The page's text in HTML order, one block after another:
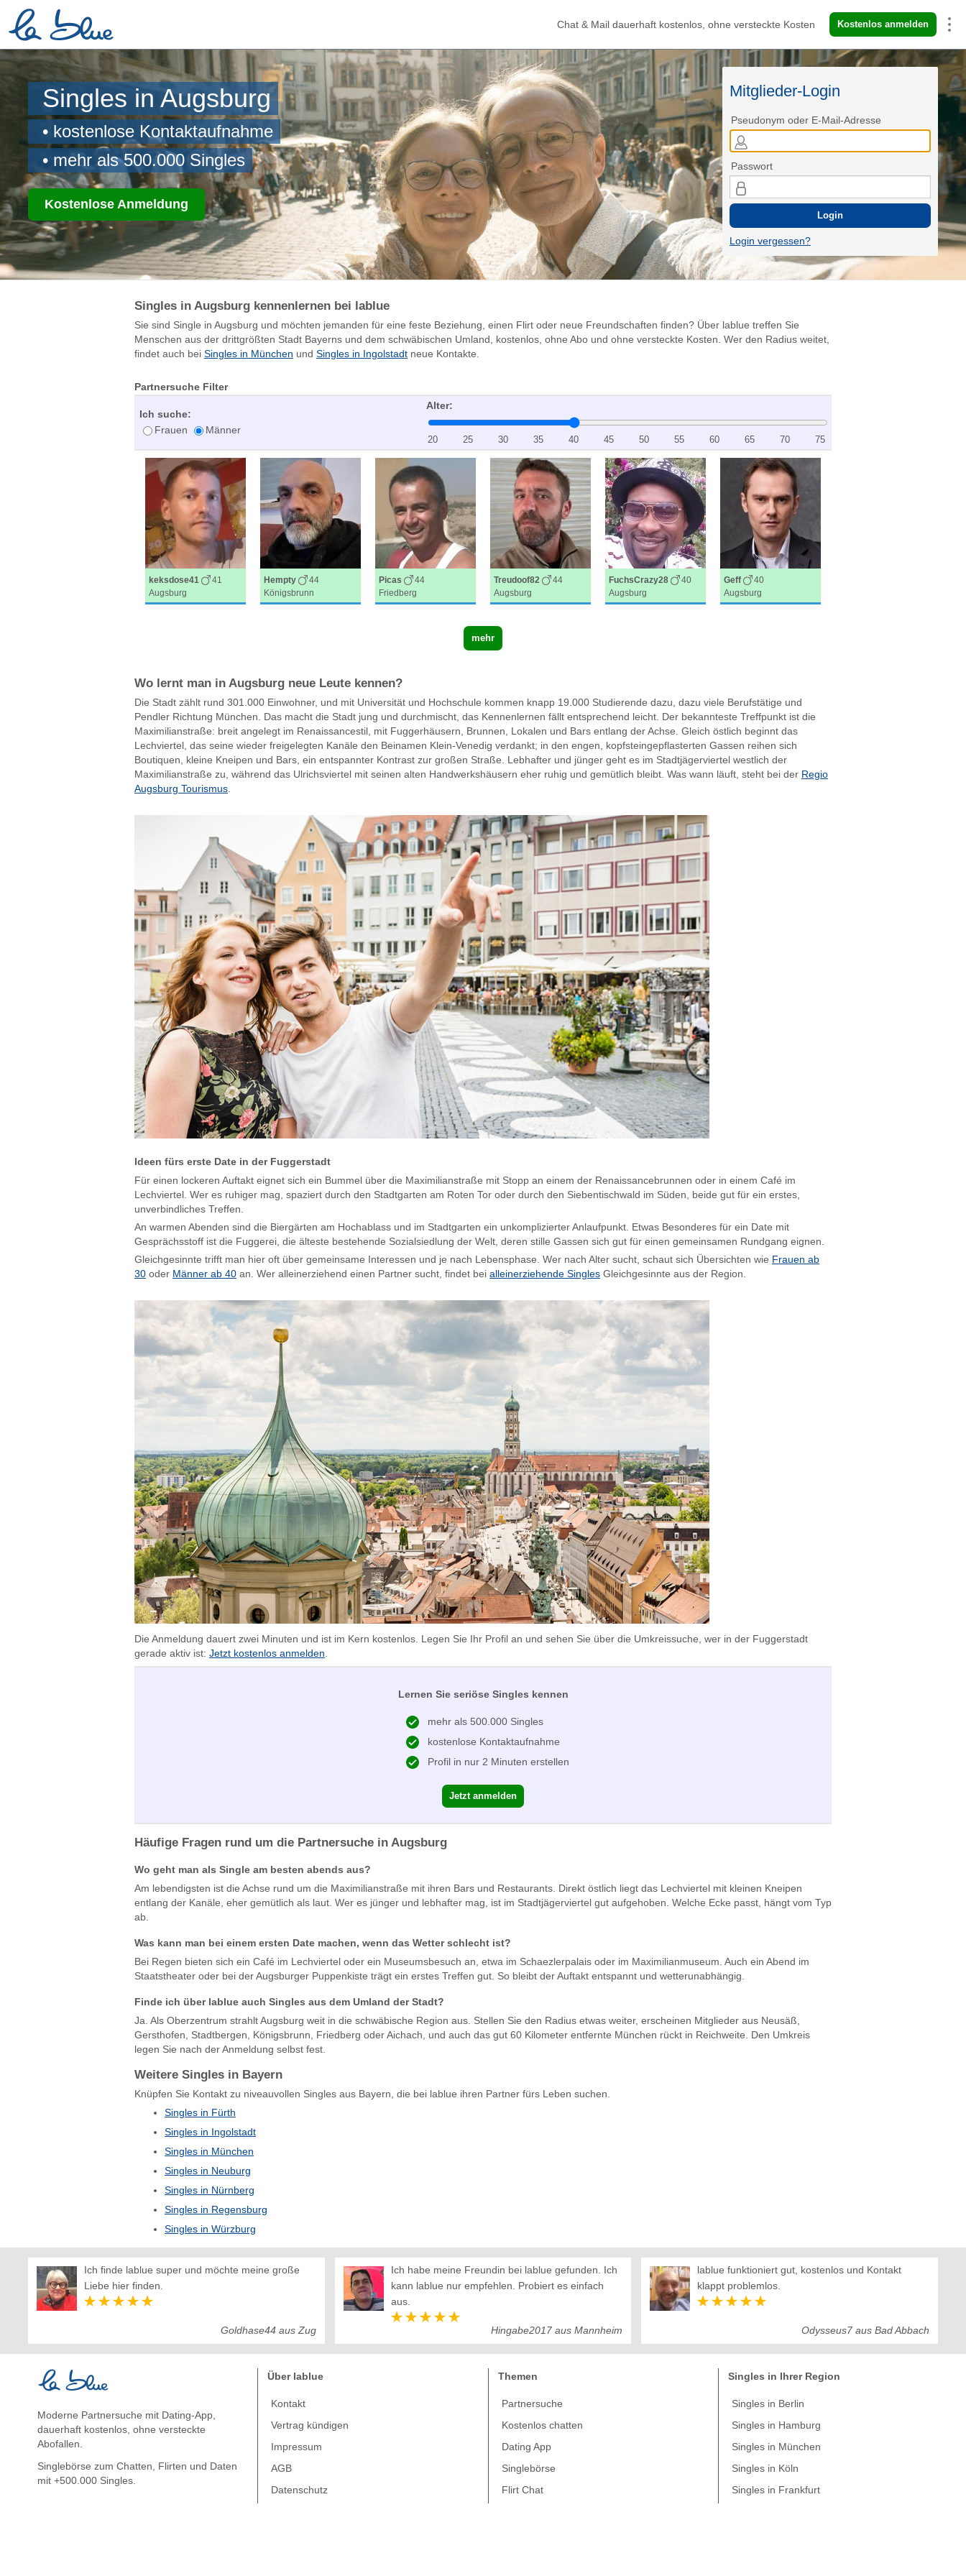
Chat & Mail dauerhaft kostenlos, ohne versteckte Kosten Kostenlos anmelden
Singles in Augsburg
• kostenlose Kontaktaufnahme
• mehr als 500.000 Singles
Kostenlose Anmeldung
Mitglieder-Login
Pseudonym oder E-Mail-Adresse
Passwort
Login
Login vergessen?
Singles in Augsburg kennenlernen bei lablue
Sie sind Single in Augsburg und möchten jemanden für eine feste Beziehung, einen Flirt oder neue Freundschaften finden? Über lablue treffen Sie
Menschen aus der drittgrößten Stadt Bayerns und dem schwäbischen Umland, kostenlos, ohne Abo und ohne versteckte Kosten. Wer den Radius weitet,
findet auch bei Singles in München und Singles in Ingolstadt neue Kontakte.
Partnersuche Filter
Ich suche:
Frauen
Männer
Alter:
20 25 30 35 40 45 50 55 60 65 70 75
keksdose41
41
Augsburg
Hempty
44
Königsbrunn
Picas
44
Friedberg
Treudoof82
44
Augsburg
FuchsCrazy28
40
Augsburg
Geff
40
Augsburg
mehr
Wo lernt man in Augsburg neue Leute kennen?
Die Stadt zählt rund 301.000 Einwohner, und mit Universität und Hochschule kommen knapp 19.000 Studierende dazu, dazu viele Berufstätige und
Pendler Richtung München. Das macht die Stadt jung und durchmischt, das Kennenlernen fällt entsprechend leicht. Der bekannteste Treffpunkt ist die
Maximilianstraße: breit angelegt im Renaissancestil, mit Fuggerhäusern, Brunnen, Lokalen und Bars entlang der Achse. Gleich östlich beginnt das
Lechviertel, das seine wieder freigelegten Kanäle den Beinamen Klein-Venedig verdankt; in den engen, kopfsteingepflasterten Gassen reihen sich
Boutiquen, kleine Kneipen und Bars, ein entspannter Kontrast zur großen Straße. Lebhafter und jünger geht es im Stadtjägerviertel westlich der
Maximilianstraße zu, während das Ulrichsviertel mit seinen alten Handwerkshäusern eher ruhig und gemütlich bleibt. Was wann läuft, steht bei der Regio
Augsburg Tourismus
Ideen fürs erste Date in der Fuggerstadt
Für einen lockeren Auftakt eignet sich ein Bummel über die Maximilianstraße mit Stopp an einem der Renaissancebrunnen oder in einem Café im
Lechviertel. Wer es ruhiger mag, spaziert durch den Stadtgarten am Roten Tor oder durch den Siebentischwald im Süden, beide gut für ein erstes,
unverbindliches Treffen.
An warmen Abenden sind die Biergärten am Hochablass und im Stadtgarten ein unkomplizierter Anlaufpunkt. Etwas Besonderes für ein Date mit
Gesprächsstoff ist die Fuggerei, die älteste bestehende Sozialsiedlung der Welt, deren stille Gassen sich gut für einen gemeinsamen Rundgang eignen.
Gleichgesinnte trifft man hier oft über gemeinsame Interessen und je nach Lebensphase. Wer nach Alter sucht, schaut sich Übersichten wie Frauen ab
30 oder Männer ab 40 an. Wer alleinerziehend einen Partner sucht, findet bei alleinerziehende Singles Gleichgesinnte aus der Region.
Die Anmeldung dauert zwei Minuten und ist im Kern kostenlos. Legen Sie Ihr Profil an und sehen Sie über die Umkreissuche, wer in der Fuggerstadt
gerade aktiv ist: Jetzt kostenlos anmelden
Lernen Sie seriöse Singles kennen
mehr als 500.000 Singles
kostenlose Kontaktaufnahme
Profil in nur 2 Minuten erstellen
Jetzt anmelden
Häufige Fragen rund um die Partnersuche in Augsburg
Wo geht man als Single am besten abends aus?
Am lebendigsten ist die Achse rund um die Maximilianstraße mit ihren Bars und Restaurants. Direkt östlich liegt das Lechviertel mit kleinen Kneipen
entlang der Kanäle, eher gemütlich als laut. Wer es jünger und lebhafter mag, ist im Stadtjägerviertel gut aufgehoben. Welche Ecke passt, hängt vom Typ
ab.
Was kann man bei einem ersten Date machen, wenn das Wetter schlecht ist?
Bei Regen bieten sich ein Café im Lechviertel oder ein Museumsbesuch an, etwa im Schaezlerpalais oder im Maximilianmuseum. Auch ein Abend im
Staatstheater oder bei der Augsburger Puppenkiste trägt ein erstes Treffen gut. So bleibt der Auftakt entspannt und wetterunabhängig.
Finde ich über lablue auch Singles aus dem Umland der Stadt?
Ja. Als Oberzentrum strahlt Augsburg weit in die schwäbische Region aus. Stellen Sie den Radius etwas weiter, erscheinen Mitglieder aus Neusäß,
Gersthofen, Stadtbergen, Königsbrunn, Friedberg oder Aichach, und auch das gut 60 Kilometer entfernte München rückt in Reichweite. Den Umkreis
legen Sie nach der Anmeldung selbst fest.
Weitere Singles in Bayern
Knüpfen Sie Kontakt zu niveauvollen Singles aus Bayern, die bei lablue ihren Partner fürs Leben suchen.
Singles in Fürth
Singles in Ingolstadt
Singles in München
Singles in Neuburg
Singles in Nürnberg
Singles in Regensburg
Singles in Würzburg
Ich finde lablue super und möchte meine große
Liebe hier finden.
Goldhase44 aus Zug
Ich habe meine Freundin bei lablue gefunden. Ich
kann lablue nur empfehlen. Probiert es einfach
aus.
Hingabe2017 aus Mannheim
lablue funktioniert gut, kostenlos und Kontakt
klappt problemlos.
Odysseus7 aus Bad Abbach
Moderne Partnersuche mit Dating-App,
dauerhaft kostenlos, ohne versteckte
Abofallen.
Singlebörse zum Chatten, Flirten und Daten
mit +500.000 Singles.
Über lablue
Kontakt
Vertrag kündigen
Impressum
AGB
Datenschutz
Themen
Partnersuche
Kostenlos chatten
Dating App
Singlebörse
Flirt Chat
Singles in Ihrer Region
Singles in Berlin
Singles in Hamburg
Singles in München
Singles in Köln
Singles in Frankfurt